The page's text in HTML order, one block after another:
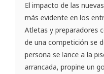
El impacto de las
más evidente en los
Atletas y preparadores
de una competición se
persona se lance a la
arrancada, propine un